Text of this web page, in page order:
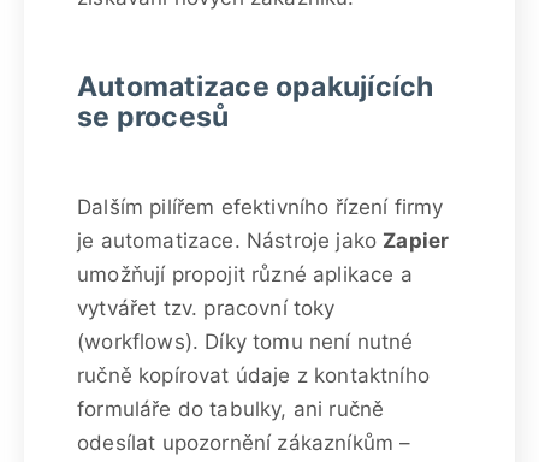
Automatizace opakujících
se procesů
Dalším pilířem efektivního řízení firmy
je automatizace. Nástroje jako Zapier
umožňují propojit různé aplikace a
vytvářet tzv. pracovní toky
(workflows). Díky tomu není nutné
ručně kopírovat údaje z kontaktního
formuláře do tabulky, ani ručně
odesílat upozornění zákazníkům –